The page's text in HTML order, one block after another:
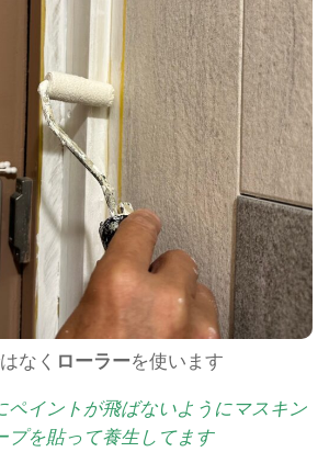
なく ローラーを使います
ペイントが飛ばないようにマスキン
プを貼って養生してます